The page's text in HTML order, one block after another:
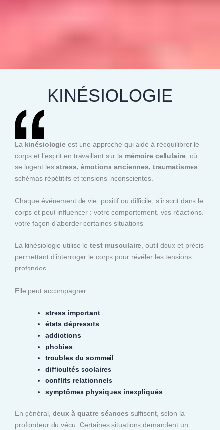
KINÉSIOLOGIE
La kinésiologie est une approche qui aide à rééquilibrer le
corps et l’esprit en travaillant sur la mémoire cellulaire, où
se logent les stress, émotions anciennes, traumatismes,
schémas répétitifs et tensions inconscientes.
Chaque événement de vie, positif ou difficile, s’inscrit dans le
corps et peut influencer : votre comportement, vos réactions,
votre façon d’aborder certaines situations
La kinésiologie utilise le test musculaire, outil doux et précis
permettant d’interroger le corps pour révéler les tensions
profondes.
Elle peut accompagner :
stress important
états dépressifs
addictions
phobies
troubles du sommeil
difficultés scolaires
conflits relationnels
symptômes physiques inexpliqués
En général, deux à quatre séances suffisent, selon la
profondeur du vécu. Certaines situations demandent un